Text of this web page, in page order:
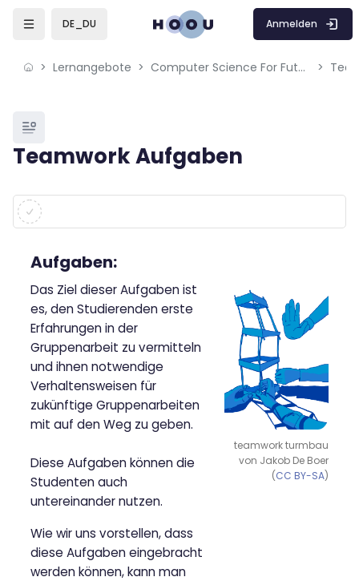
Skip to sidebar navigation menu
Skip to mobile navigation menu
DE_DU Anmelden
Lernangebote Computer Science For Future CS4F
Blöcke
Teamwork Aufgaben
Blöcke
Abschlussbedingungen
Aufgaben:
Das Ziel dieser Aufgaben ist
es, den Studierenden erste
Erfahrungen in der
Gruppenarbeit zu vermitteln
und ihnen notwendige
Verhaltensweisen für
zukünftige Gruppenarbeiten
mit auf den Weg zu geben.
Diese Aufgaben können die
Studenten auch
untereinander nutzen.
Wie wir uns vorstellen, dass
diese Aufgaben eingebracht
werden können, kann man
teamwork turmbau
von Jakob De Boer
(CC BY-SA)